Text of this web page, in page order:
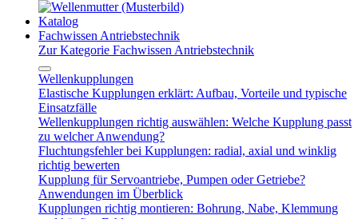
Katalog
Fachwissen Antriebstechnik
Zur Kategorie Fachwissen Antriebstechnik
Wellenkupplungen
Elastische Kupplungen erklärt: Aufbau, Vorteile und typische
Einsatzfälle
Wellenkupplungen richtig auswählen: Welche Kupplung passt
zu welcher Anwendung?
Fluchtungsfehler bei Kupplungen: radial, axial und winklig
richtig bewerten
Kupplung für Servoantriebe, Pumpen oder Getriebe?
Anwendungen im Überblick
Kupplungen richtig montieren: Bohrung, Nabe, Klemmung